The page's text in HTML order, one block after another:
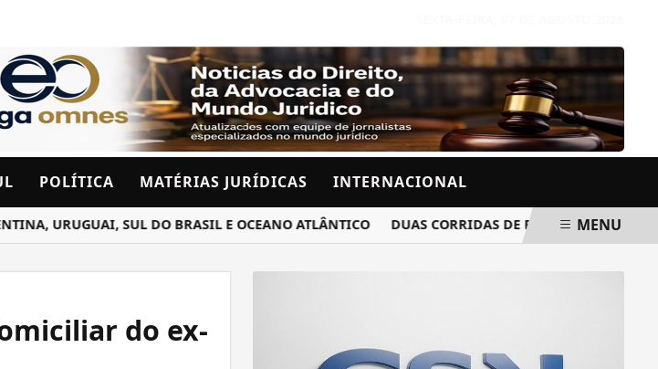
POLÍTICA MATÉRIAS JURÍDICAS INTERNACIONAL
URUGUAI, SUL DO BRASIL E OCEANO ATLÂNTICO DUAS CORRIDAS DE RUA ALTERAM OMENU
do ex-